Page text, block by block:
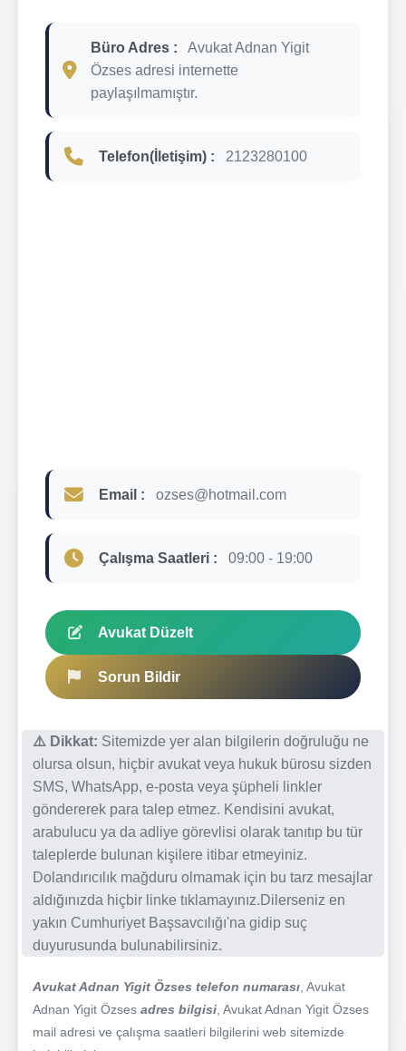
Büro Adres :
Avukat Adnan Yigit
Özses adresi internette
paylaşılmamıştır.
Telefon(İletişim) : 2123280100
Email : ozses@hotmail.com
Çalışma Saatleri : 09:00 - 19:00
Avukat Düzelt
Sorun Bildir
⚠️ Dikkat: Sitemizde yer alan bilgilerin doğruluğu ne
olursa olsun, hiçbir avukat veya hukuk bürosu sizden
SMS, WhatsApp, e-posta veya şüpheli linkler
göndererek para talep etmez. Kendisini avukat,
arabulucu ya da adliye görevlisi olarak tanıtıp bu tür
taleplerde bulunan kişilere itibar etmeyiniz.
Dolandırıcılık mağduru olmamak için bu tarz mesajlar
aldığınızda hiçbir linke tıklamayınız.Dilerseniz en
yakın Cumhuriyet Başsavcılığı'na gidip suç
duyurusunda bulunabilirsiniz.
Avukat Adnan Yigit Özses telefon numarası , Avukat
Adnan Yigit Özses adres bilgisi , Avukat Adnan Yigit Özses
mail adresi ve çalışma saatleri bilgilerini web sitemizde